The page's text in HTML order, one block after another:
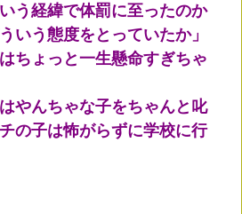
う経緯で体罰に至ったのか
いう態度をとっていたか」
ちょっと一生懸命すぎちゃ
やんちゃな子をちゃんと叱
の子は怖がらずに学校に行